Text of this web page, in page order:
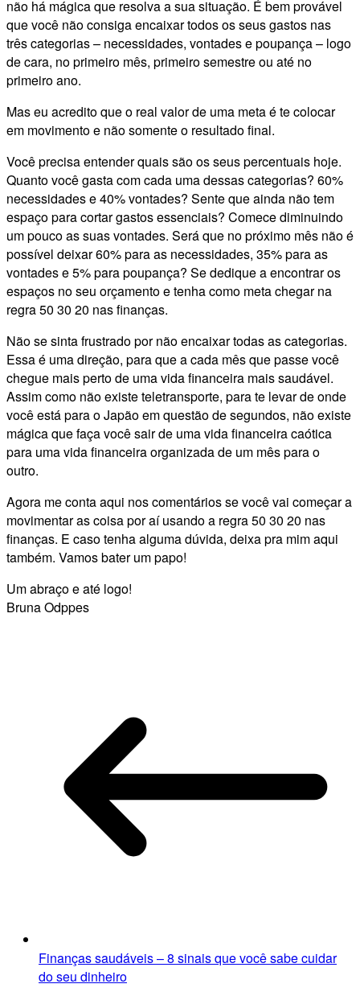
não há mágica que resolva a sua situação. É bem provável
que você não consiga encaixar todos os seus gastos nas
três categorias – necessidades, vontades e poupança – logo
de cara, no primeiro mês, primeiro semestre ou até no
primeiro ano.
Mas eu acredito que o real valor de uma meta é te colocar
em movimento e não somente o resultado final.
Você precisa entender quais são os seus percentuais hoje.
Quanto você gasta com cada uma dessas categorias? 60%
necessidades e 40% vontades? Sente que ainda não tem
espaço para cortar gastos essenciais? Comece diminuindo
um pouco as suas vontades. Será que no próximo mês não é
possível deixar 60% para as necessidades, 35% para as
vontades e 5% para poupança? Se dedique a encontrar os
espaços no seu orçamento e tenha como meta chegar na
regra 50 30 20 nas finanças.
Não se sinta frustrado por não encaixar todas as categorias.
Essa é uma direção, para que a cada mês que passe você
chegue mais perto de uma vida financeira mais saudável.
Assim como não existe teletransporte, para te levar de onde
você está para o Japão em questão de segundos, não existe
mágica que faça você sair de uma vida financeira caótica
para uma vida financeira organizada de um mês para o
outro.
Agora me conta aqui nos comentários se você vai começar a
movimentar as coisa por aí usando a regra 50 30 20 nas
finanças. E caso tenha alguma dúvida, deixa pra mim aqui
também. Vamos bater um papo!
Um abraço e até logo!
Bruna Odppes
Finanças saudáveis – 8 sinais que você sabe cuidar
do seu dinheiro